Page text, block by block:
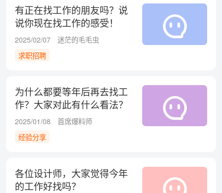
有正在找工作的朋友吗？说
说你现在找工作的感受！
2025/02/07
迷茫的毛毛虫
求职招聘
为什么都要等年后再去找工
作？大家对此有什么看法？
2025/01/08
首席爆料师
经验分享
各位设计师，大家觉得今年
的工作好找吗？